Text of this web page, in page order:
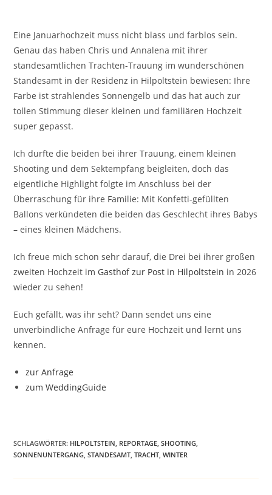
Eine Januarhochzeit muss nicht blass und farblos sein.
Genau das haben Chris und Annalena mit ihrer
standesamtlichen Trachten-Trauung im wunderschönen
Standesamt in der Residenz in Hilpoltstein bewiesen: Ihre
Farbe ist strahlendes Sonnengelb und das hat auch zur
tollen Stimmung dieser kleinen und familiären Hochzeit
super gepasst.
Ich durfte die beiden bei ihrer Trauung, einem kleinen
Shooting und dem Sektempfang beigleiten, doch das
eigentliche Highlight folgte im Anschluss bei der
Überraschung für ihre Familie: Mit Konfetti-gefüllten
Ballons verkündeten die beiden das Geschlecht ihres Babys
– eines kleinen Mädchens.
Ich freue mich schon sehr darauf, die Drei bei ihrer großen
zweiten Hochzeit im Gasthof zur Post in Hilpoltstein in 2026
wieder zu sehen!
Euch gefällt, was ihr seht? Dann sendet uns eine
unverbindliche Anfrage für eure Hochzeit und lernt uns
kennen.
zur Anfrage
zum WeddingGuide
SCHLAGWÖRTER: HILPOLTSTEIN REPORTAGE SHOOTING
SONNENUNTERGANG STANDESAMT TRACHT WINTER